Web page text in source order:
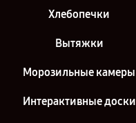
Хлебопечки
Вытяжки
Морозильные камеры
Интерактивные доски